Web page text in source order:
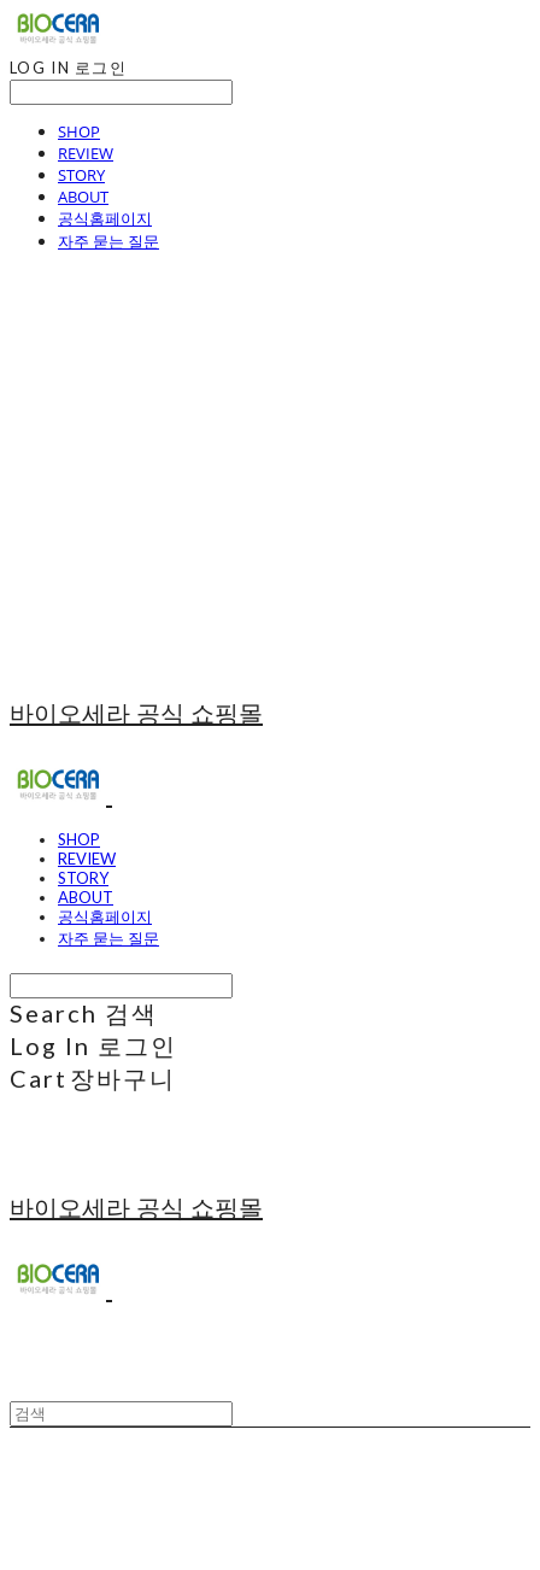
LOG IN 로그인
SHOP
REVIEW
STORY
ABOUT
공식홈페이지
자주 묻는 질문
바이오세라 공식 쇼핑몰
SHOP
REVIEW
STORY
ABOUT
공식홈페이지
자주 묻는 질문
Search 검색
Log In 로그인
Cart 장바구니
바이오세라 공식 쇼핑몰